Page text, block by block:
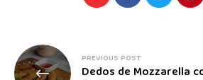
PREVIOUS POST
Dedos de Mozzarella